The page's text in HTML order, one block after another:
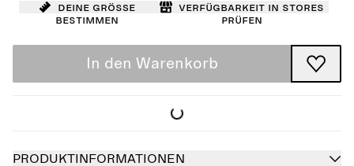
Deine Größe
bestimmen
Verfügbarkeit in Stores
prüfen
In den Warenkorb
PRODUKTINFORMATIONEN